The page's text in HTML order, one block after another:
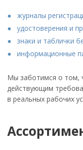
журналы
удостоверения и
знаки и таблички
информационные
Мы заботимся о том,
действующим
в реальных рабочих